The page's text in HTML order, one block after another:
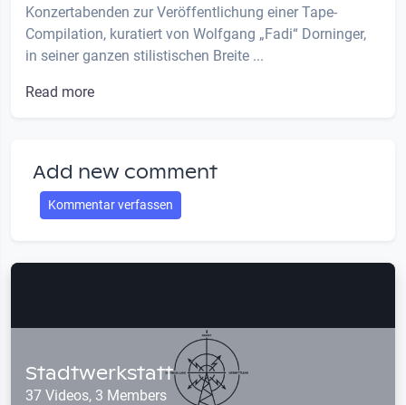
Konzertabenden zur Veröffentlichung einer Tape-
Compilation, kuratiert von Wolfgang „Fadi“ Dorninger,
in seiner ganzen stilistischen Breite ...
Read more
Add new comment
Kommentar verfassen
Stadtwerkstatt
37 Videos, 3 Members